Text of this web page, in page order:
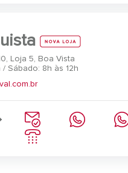
Loja 5, Boa Vista
Sábado: 8h às 12h